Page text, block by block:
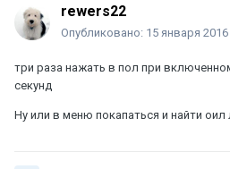
rewers22
Опубликовано: 15 января 2016
три раза нажать в пол при
секунд
Ну или в меню покапаться и найти оил